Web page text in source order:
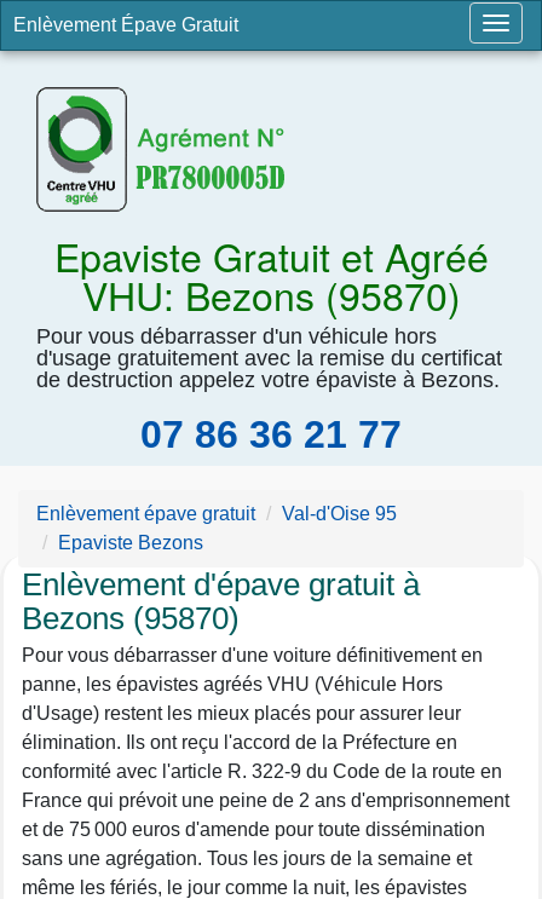
Enlèvement Épave Gratuit
Epaviste Gratuit et Agréé
VHU: Bezons (95870)
Pour vous débarrasser d'un véhicule hors
d'usage gratuitement avec la remise du certificat
de destruction appelez votre épaviste à Bezons.
07 86 36 21 77
Enlèvement épave gratuit
Val-d'Oise 95
Epaviste Bezons
Enlèvement d'épave gratuit à
Bezons (95870)
Pour vous débarrasser d'une voiture définitivement en
panne, les épavistes agréés VHU (Véhicule Hors
d'Usage) restent les mieux placés pour assurer leur
élimination. Ils ont reçu l'accord de la Préfecture en
conformité avec l'article R. 322-9 du Code de la route en
France qui prévoit une peine de 2 ans d'emprisonnement
et de 75 000 euros d'amende pour toute dissémination
sans une agrégation. Tous les jours de la semaine et
même les fériés, le jour comme la nuit, les épavistes